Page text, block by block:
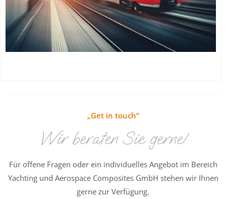
„Get in touch“
Wir beraten Sie gerne!
Für offene Fragen oder ein individuelles Angebot im Bereich
Yachting und Aerospace Composites GmbH stehen wir Ihnen
gerne zur Verfügung.